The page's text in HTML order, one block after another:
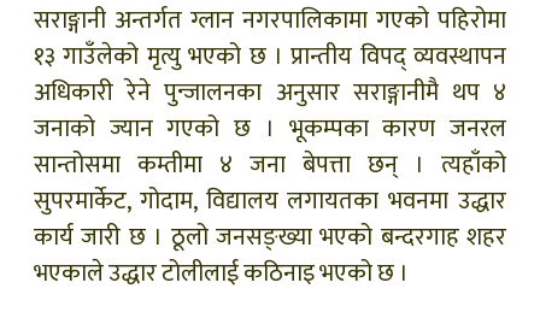
सराङ्गानी अन्तर्गत ग्लान नगरपालिकामा गएको पहिरोमा
१३ गाउँलेको मृत्यु भएको छ । प्रान्तीय विपद् व्यवस्थापन
अधिकारी रेने पुन्जालनका अनुसार सराङ्गानीमै थप ४
जनाको ज्यान गएको छ । भूकम्पका कारण जनरल
सान्तोसमा कम्तीमा ४ जना बेपत्ता छन् । त्यहाँको
सुपरमार्केट, गोदाम, विद्यालय लगायतका भवनमा उद्धार
कार्य जारी छ । ठूलो जनसङ्ख्या भएको बन्दरगाह शहर
भएकाले उद्धार टोलीलाई कठिनाइ भएको छ ।